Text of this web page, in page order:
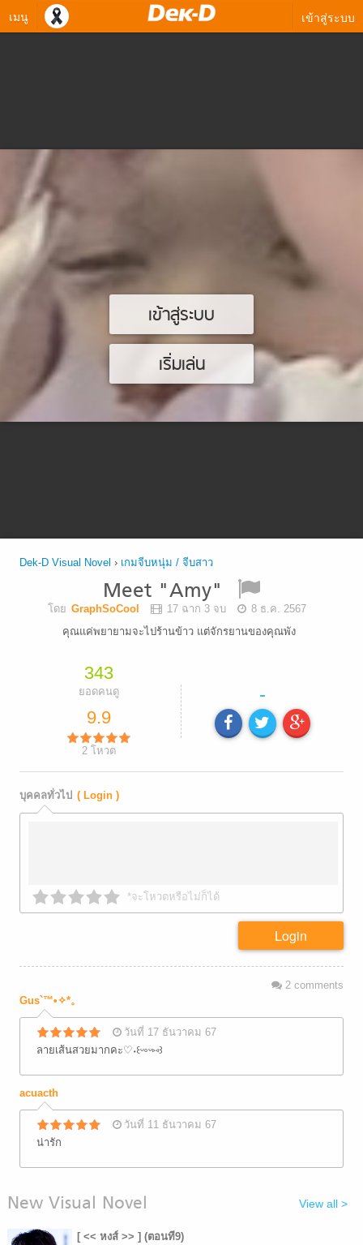
เมนู เข้าสู่ระบบ
เข้าสู่ระบบ
เริ่มเล่น
Dek-D Visual Novel › เกมจีบหนุ่ม / จีบสาว
Meet "Amy"
โดย GraphSoCool 17 ฉาก 3 จบ
8 ธ.ค. 2567
คุณแค่พยายามจะไปร้านข้าว แต่จักรยานของคุณพัง
343
ยอดคนดู
9.9
2โหวต
-
บุคคลทั่วไป ( Login )
*จะโหวตหรือไม่ก็ได้
Login
2comments
Gus`™•✧⁠*⁠。
วันที่ 17 ธันวาคม 67
ลายเส้นสวยมากคะ♡⁠˖⁠꒰⁠ᵕ⁠༚⁠ᵕ⁠⑅⁠꒱
acuacth
วันที่ 11 ธันวาคม 67
น่ารัก
New Visual Novel View all >
[ << หงส์ >> ] (ตอนที9)